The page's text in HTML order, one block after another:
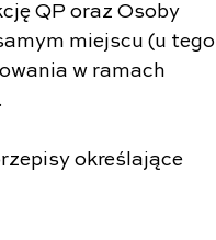
QP oraz Osoby
miejscu (u tego
w ramach
określające